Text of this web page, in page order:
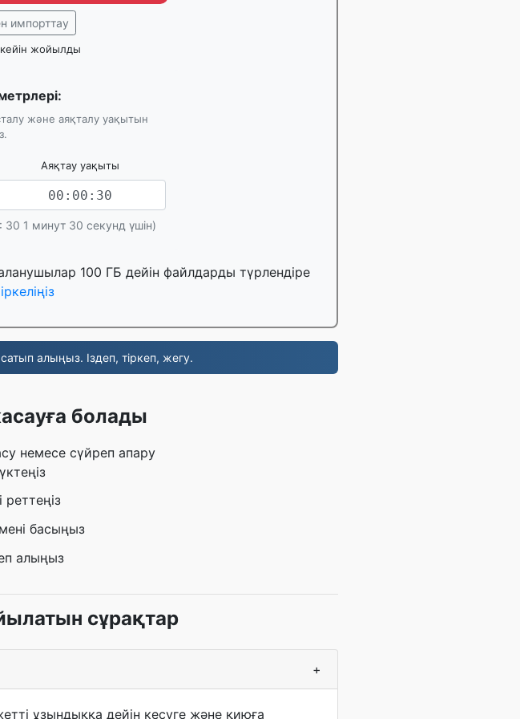
импорттау
жойылды
және аяқталу уақытын
Аяқтау уақыты
1 минут 30 секунд үшін)
100 ГБ дейін файлдарды түрлендіре
алыңыз. Іздеп, тіркеп, жегу.
болады
немесе сүйреп апару
реттеңіз
басыңыз
алыңыз
сұрақтар
+
ұзындыққа дейін кесуге және қиюға